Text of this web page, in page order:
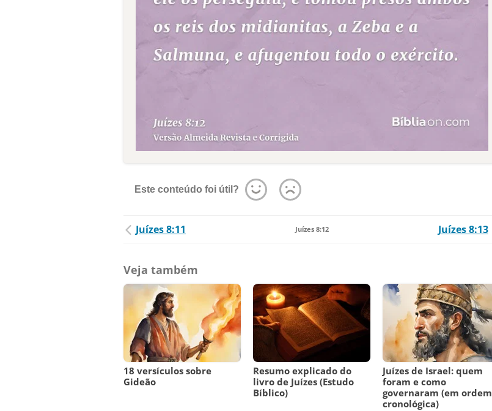
Este conteúdo foi útil?
Juízes 8:11 Juízes 8:12 Juízes 8:13
Veja também
18 versículos sobre
Gideão
Resumo explicado do
livro de Juízes (Estudo
Bíblico)
Juízes de Israel: quem
foram e como
governaram (em ordem
cronológica)